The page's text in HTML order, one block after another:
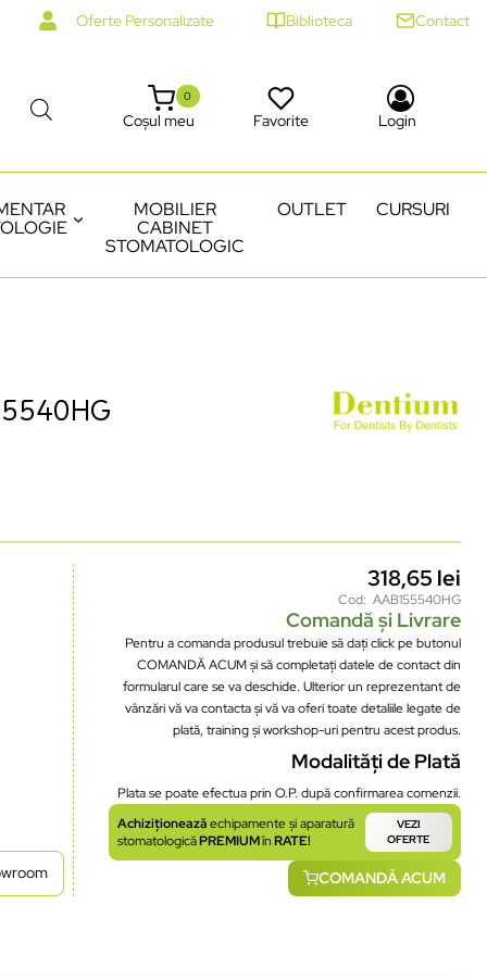
Oferte Personalizate Biblioteca Contact
Coșul meu
0
Favorite Login
MOBILIER
CABINET
STOMATOLOGIC
OUTLET CURSURI
318,65 lei
Cod: AAB155540HG
Comandă și Livrare
Pentru a comanda produsul trebuie să dați click pe butonul
COMANDĂ ACUM și să completați datele de contact din
formularul care se va deschide. Ulterior un reprezentant de
vânzări vă va contacta și vă va oferi toate detaliile legate de
plată, training și workshop-uri pentru acest produs.
Modalități de Plată
Plata se poate efectua prin O.P. după confirmarea comenzii.
Achiziționeazăechipamente și aparatură
stomatologicăPREMIUMînRATE!
VEZI
OFERTE
COMANDĂ ACUM